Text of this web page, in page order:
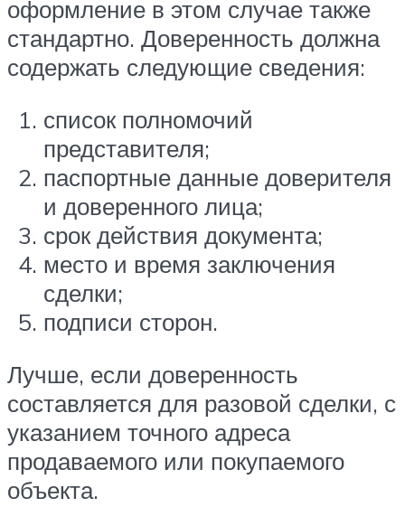
оформление в этом случае также
стандартно. Доверенность должна
содержать следующие сведения:
список полномочий
представителя;
паспортные данные доверителя
и доверенного лица;
срок действия документа;
место и время заключения
сделки;
подписи сторон.
Лучше, если доверенность
составляется для разовой сделки, с
указанием точного адреса
продаваемого или покупаемого
объекта.